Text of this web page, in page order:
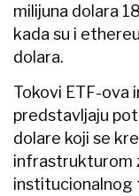
milijuna dolara
kada su i
dolara.
Tokovi ETF-ova
predstavljaju
dolare koji se
infrastrukturom
institucionalnog